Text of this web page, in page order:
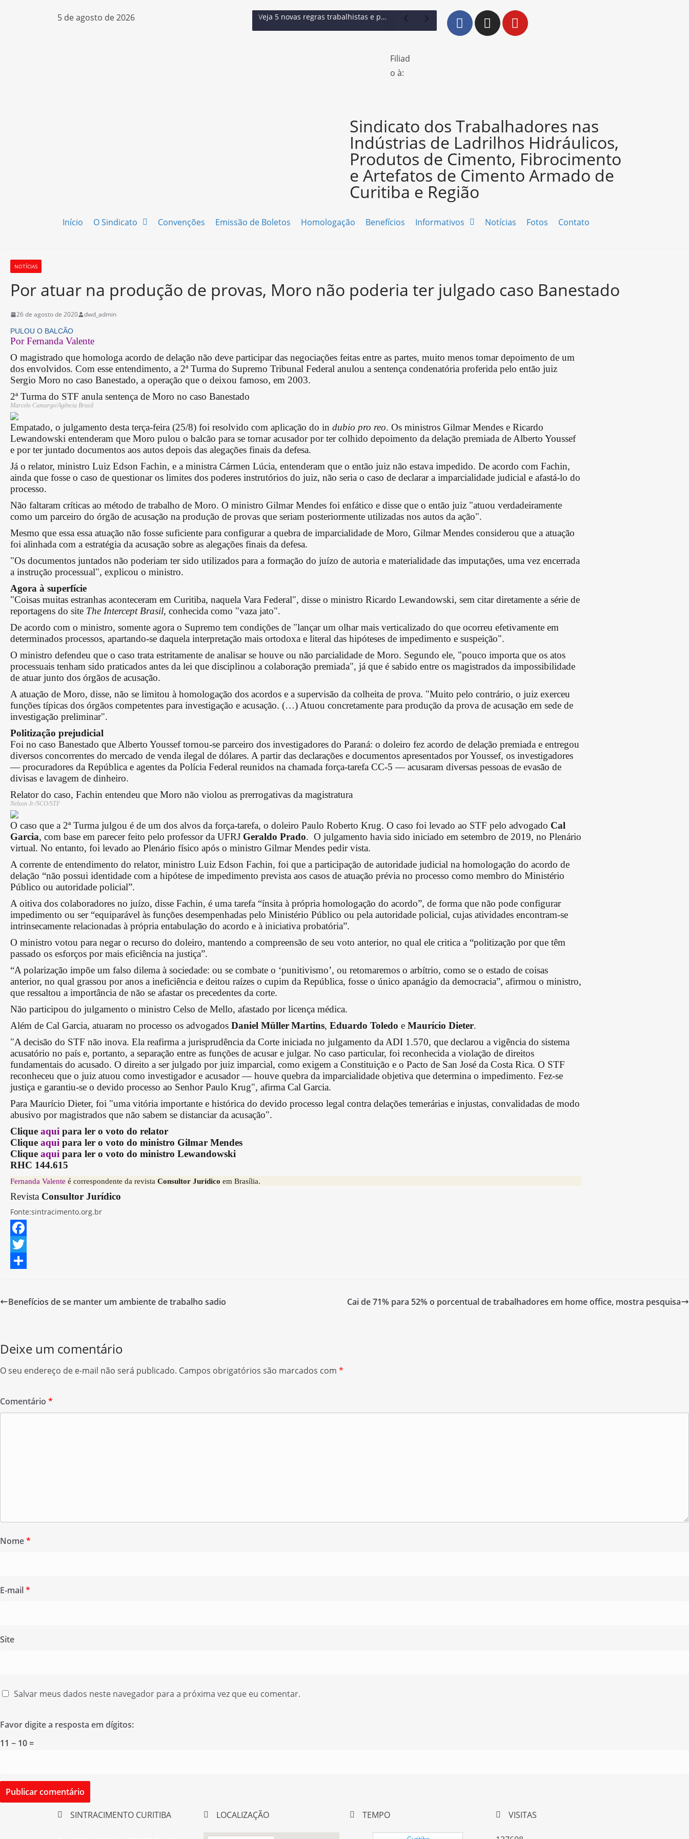
5 de agosto de 2026 Veja 5 novas regras trabalhistas e previdenciárias que ampliam proteção a trabalhadores
Filiad
o à:
Sindicato dos Trabalhadores nas
Indústrias de Ladrilhos Hidráulicos,
Produtos de Cimento, Fibrocimento
e Artefatos de Cimento Armado de
Curitiba e Região
Início O Sindicato Convenções Emissão de Boletos Homologação Benefícios Informativos Notícias Fotos Contato
NOTÍCIAS
Por atuar na produção de provas, Moro não poderia ter julgado caso Banestado
26 de agosto de 2020 dwd_admin
PULOU O BALCÃO
Por Fernanda Valente
O magistrado que homologa acordo de delação não deve participar das negociações feitas entre as partes, muito menos tomar depoimento de um
dos envolvidos. Com esse entendimento, a 2ª Turma do Supremo Tribunal Federal anulou a sentença condenatória proferida pelo então juiz
Sergio Moro no caso Banestado, a operação que o deixou famoso, em 2003.
2ª Turma do STF anula sentença de Moro no caso Banestado
Marcelo Camargo/Agência Brasil
Empatado, o julgamento desta terça-feira (25/8) foi resolvido com aplicação do in dubio pro reo. Os ministros Gilmar Mendes e Ricardo
Lewandowski entenderam que Moro pulou o balcão para se tornar acusador por ter colhido depoimento da delação premiada de Alberto Youssef
e por ter juntado documentos aos autos depois das alegações finais da defesa.
Já o relator, ministro Luiz Edson Fachin, e a ministra Cármen Lúcia, entenderam que o então juiz não estava impedido. De acordo com Fachin,
ainda que fosse o caso de questionar os limites dos poderes instrutórios do juiz, não seria o caso de declarar a imparcialidade judicial e afastá-lo do
processo.
Não faltaram críticas ao método de trabalho de Moro. O ministro Gilmar Mendes foi enfático e disse que o então juiz "atuou verdadeiramente
como um parceiro do órgão de acusação na produção de provas que seriam posteriormente utilizadas nos autos da ação".
Mesmo que essa essa atuação não fosse suficiente para configurar a quebra de imparcialidade de Moro, Gilmar Mendes considerou que a atuação
foi alinhada com a estratégia da acusação sobre as alegações finais da defesa.
"Os documentos juntados não poderiam ter sido utilizados para a formação do juízo de autoria e materialidade das imputações, uma vez encerrada
a instrução processual", explicou o ministro.
Agora à superfície
"Coisas muitas estranhas aconteceram em Curitiba, naquela Vara Federal", disse o ministro Ricardo Lewandowski, sem citar diretamente a série de
reportagens do site The Intercept Brasil, conhecida como "vaza jato".
De acordo com o ministro, somente agora o Supremo tem condições de "lançar um olhar mais verticalizado do que ocorreu efetivamente em
determinados processos, apartando-se daquela interpretação mais ortodoxa e literal das hipóteses de impedimento e suspeição".
O ministro defendeu que o caso trata estritamente de analisar se houve ou não parcialidade de Moro. Segundo ele, "pouco importa que os atos
processuais tenham sido praticados antes da lei que disciplinou a colaboração premiada", já que é sabido entre os magistrados da impossibilidade
de atuar junto dos órgãos de acusação.
A atuação de Moro, disse, não se limitou à homologação dos acordos e a supervisão da colheita de prova. "Muito pelo contrário, o juiz exerceu
funções típicas dos órgãos competentes para investigação e acusação. (…) Atuou concretamente para produção da prova de acusação em sede de
investigação preliminar".
Politização prejudicial
Foi no caso Banestado que Alberto Youssef tornou-se parceiro dos investigadores do Paraná: o doleiro fez acordo de delação premiada e entregou
diversos concorrentes do mercado de venda ilegal de dólares. A partir das declarações e documentos apresentados por Youssef, os investigadores
— procuradores da República e agentes da Polícia Federal reunidos na chamada força-tarefa CC-5 — acusaram diversas pessoas de evasão de
divisas e lavagem de dinheiro.
Relator do caso, Fachin entendeu que Moro não violou as prerrogativas da magistratura
Nelson Jr./SCO/STF
O caso que a 2ª Turma julgou é de um dos alvos da força-tarefa, o doleiro Paulo Roberto Krug. O caso foi levado ao STF pelo advogado Cal
Garcia, com base em parecer feito pelo professor da UFRJ Geraldo Prado. O julgamento havia sido iniciado em setembro de 2019, no Plenário
virtual. No entanto, foi levado ao Plenário físico após o ministro Gilmar Mendes pedir vista.
A corrente de entendimento do relator, ministro Luiz Edson Fachin, foi que a participação de autoridade judicial na homologação do acordo de
delação “não possui identidade com a hipótese de impedimento prevista aos casos de atuação prévia no processo como membro do Ministério
Público ou autoridade policial”.
A oitiva dos colaboradores no juízo, disse Fachin, é uma tarefa “ínsita à própria homologação do acordo”, de forma que não pode configurar
impedimento ou ser “equiparável às funções desempenhadas pelo Ministério Público ou pela autoridade policial, cujas atividades encontram-se
intrinsecamente relacionadas à própria entabulação do acordo e à iniciativa probatória”.
O ministro votou para negar o recurso do doleiro, mantendo a compreensão de seu voto anterior, no qual ele critica a “politização por que têm
passado os esforços por mais eficiência na justiça”.
“A polarização impõe um falso dilema à sociedade: ou se combate o ‘punitivismo’, ou retomaremos o arbítrio, como se o estado de coisas
anterior, no qual grassou por anos a ineficiência e deitou raízes o cupim da República, fosse o único apanágio da democracia”, afirmou o ministro,
que ressaltou a importância de não se afastar os precedentes da corte.
Não participou do julgamento o ministro Celso de Mello, afastado por licença médica.
Além de Cal Garcia, atuaram no processo os advogados Daniel MüllerMartins, Eduardo Toledo e Maurício Dieter.
"A decisão do STF não inova. Ela reafirma a jurisprudência da Corte iniciada no julgamento da ADI 1.570, que declarou a vigência do sistema
acusatório no país e, portanto, a separação entre as funções de acusar e julgar. No caso particular, foi reconhecida a violação de direitos
fundamentais do acusado. O direito a ser julgado por juiz imparcial, como exigem a Constituição e o Pacto de San José da Costa Rica. O STF
reconheceu que o juiz atuou como investigador e acusador — houve quebra da imparcialidade objetiva que determina o impedimento. Fez-se
justiça e garantiu-se o devido processo ao Senhor Paulo Krug", afirma Cal Garcia.
Para Maurício Dieter, foi "uma vitória importante e histórica do devido processo legal contra delações temerárias e injustas, convalidadas de modo
abusivo por magistrados que não sabem se distanciar da acusação".
Clique aqui para ler o voto do relator
Clique aqui para ler o voto do ministro Gilmar Mendes
Clique aqui para ler o voto do ministro Lewandowski
RHC 144.615
Fernanda Valente é correspondente da revista Consultor Jurídico em Brasília.
Revista Consultor Jurídico
Fonte:sintracimento.org.br
F
aT
Benefícios de se manter um ambiente de trabalho sadio Cai de 71% para 52% o porcentual de trabalhadores em home office, mostra pesquisa
Deixe um comentário
O seu endereço de e-mail não será publicado. Campos obrigatórios são marcados com *
Comentário *
Nome*
E-mail*
Site
Salvar meus dados neste navegador para a próxima vez que eu comentar.
Favor digite a resposta em dígitos:
11 − 10 =
SINTRACIMENTO CURITIBA LOCALIZAÇÃO TEMPO VISITAS